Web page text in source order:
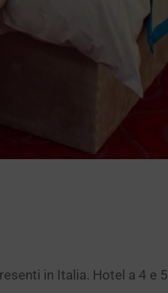
in Italia. Hotel a 4 e 5